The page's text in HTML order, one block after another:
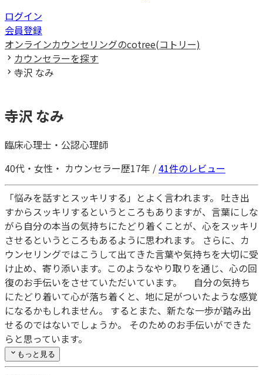
ログイン
会員登録
オンラインカウンセリングのcotree(コトリー)
カウンセラーを探す
寺沢 なみ
寺沢 なみ
臨床心理士 ・ 公認心理師
40代・ 女性・ カウンセラー歴17年 /41件のレビュー
「悩みを話すとスッキリする」とよく言われます。 吐き出
すからスッキリするというところもありますが、言葉にしな
がら自分の本当の気持ちにたどり着くことが、心をスッキリ
させるというところもあるように思われます。 さらに、カ
ウンセリングではこうして出てきた言葉や気持ちを大切に受
け止め、寄り添います。このようなやり取りを通じ、心の回
復のお手伝いをさせていただいています。 自分の気持ち
にたどり着いて心が落ち着くと、地に足がついたような感覚
になるかもしれません。 するとまた、新たな一歩が踏み出
せるのではないでしょうか。 そのためのお手伝いができた
らと思っています。
もっと見る